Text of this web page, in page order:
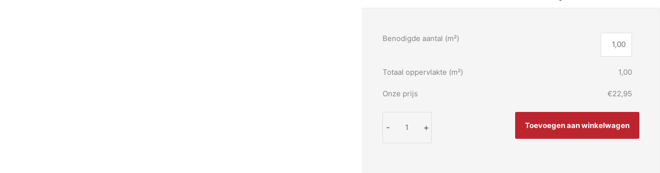
Benodigde aantal (m²)
Totaal oppervlakte (m²) 1,00
Onze prijs €22,95
-
PVC
30m2)
+ Toevoegen aan winkelwagen